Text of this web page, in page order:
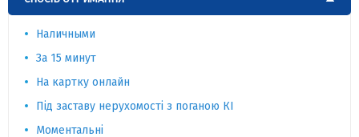
Наличными
За 15 минут
На картку онлайн
Під заставу нерухомості з поганою КІ
Моментальні